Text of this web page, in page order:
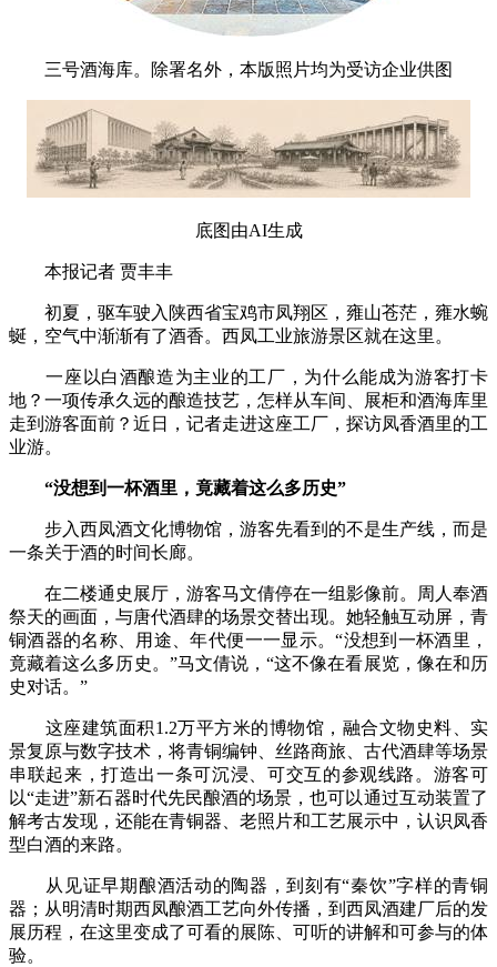
三号酒海库。除署名外，本版照片均为受访企业供图
底图由AI生成
本报记者 贾丰丰
初夏，驱车驶入陕西省宝鸡市凤翔区，雍山苍茫，雍水蜿
蜒，空气中渐渐有了酒香。西凤工业旅游景区就在这里。
一座以白酒酿造为主业的工厂，为什么能成为游客打卡
地？一项传承久远的酿造技艺，怎样从车间、展柜和酒海库里
走到游客面前？近日，记者走进这座工厂，探访凤香酒里的工
业游。
“没想到一杯酒里，竟藏着这么多历史”
步入西凤酒文化博物馆，游客先看到的不是生产线，而是
一条关于酒的时间长廊。
在二楼通史展厅，游客马文倩停在一组影像前。周人奉酒
祭天的画面，与唐代酒肆的场景交替出现。她轻触互动屏，青
铜酒器的名称、用途、年代便一一显示。“没想到一杯酒里，
竟藏着这么多历史。”马文倩说，“这不像在看展览，像在和历
史对话。”
这座建筑面积1.2万平方米的博物馆，融合文物史料、实
景复原与数字技术，将青铜编钟、丝路商旅、古代酒肆等场景
串联起来，打造出一条可沉浸、可交互的参观线路。游客可
以“走进”新石器时代先民酿酒的场景，也可以通过互动装置了
解考古发现，还能在青铜器、老照片和工艺展示中，认识凤香
型白酒的来路。
从见证早期酿酒活动的陶器，到刻有“秦饮”字样的青铜
器；从明清时期西凤酿酒工艺向外传播，到西凤酒建厂后的发
展历程，在这里变成了可看的展陈、可听的讲解和可参与的体
验。